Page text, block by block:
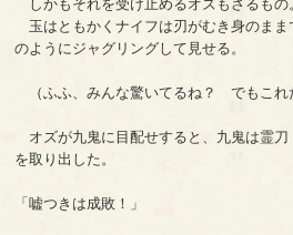
しかもそれを受け止めるオズもさるもの
玉はともかくナイフは刃がむき身のまま
のようにジャグリングして見せる。
（ふふ、みんな驚いてるね？ でもこれ
オズが九鬼に目配せすると、九鬼は霊刀
を取り出した。
「嘘つきは成敗！」